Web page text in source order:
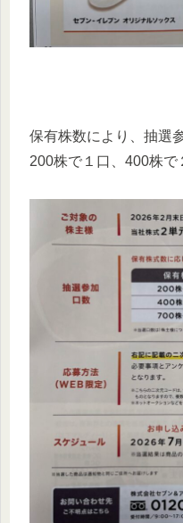
保有株数により、抽選
200株で１口、400株で